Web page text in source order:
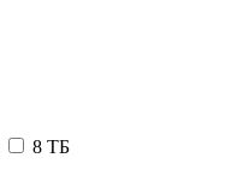
8 ТБ